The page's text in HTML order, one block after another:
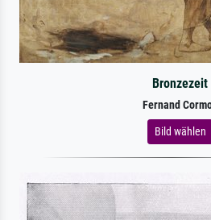
Bronzezeit
Fernand
Bild wählen